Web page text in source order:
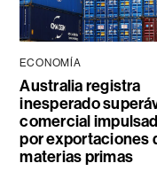
ECONOMÍA
Australia registra
inesperado
comercial
por exportaciones
materias primas